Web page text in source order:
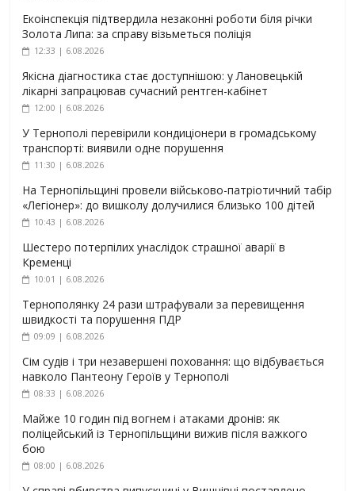
Екоінспекція підтвердила незаконні роботи біля річки
Золота Липа: за справу візьметься поліція
12:33 | 6.08.2026
Якісна діагностика стає доступнішою: у Лановецькій
лікарні запрацював сучасний рентген-кабінет
12:00 | 6.08.2026
У Тернополі перевірили кондиціонери в громадському
транспорті: виявили одне порушення
11:30 | 6.08.2026
На Тернопільщині провели військово-патріотичний табір
«Легіонер»: до вишколу долучилися близько 100 дітей
10:43 | 6.08.2026
Шестеро потерпілих унаслідок страшної аварії в
Кременці
10:01 | 6.08.2026
Тернополянку 24 рази штрафували за перевищення
швидкості та порушення ПДР
09:09 | 6.08.2026
Сім судів і три незавершені поховання: що відбувається
навколо Пантеону Героїв у Тернополі
08:33 | 6.08.2026
Майже 10 годин під вогнем і атаками дронів: як
поліцейський із Тернопільщини вижив після важкого
бою
08:00 | 6.08.2026